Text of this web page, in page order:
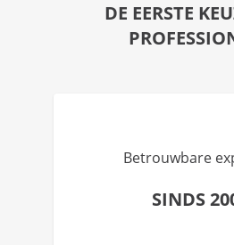
DE EERSTE
Betrouwbare
SINDS